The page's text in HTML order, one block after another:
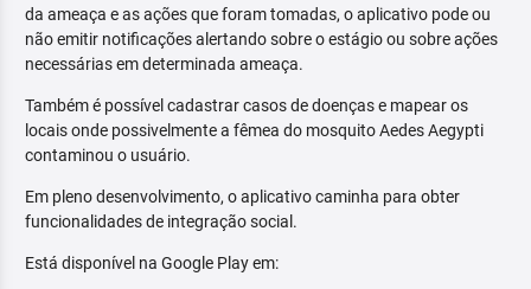
da ameaça e as ações que foram tomadas, o aplicativo pode ou
não emitir notificações alertando sobre o estágio ou sobre ações
necessárias em determinada ameaça.
Também é possível cadastrar casos de doenças e mapear os
locais onde possivelmente a fêmea do mosquito Aedes Aegypti
contaminou o usuário.
Em pleno desenvolvimento, o aplicativo caminha para obter
funcionalidades de integração social.
Está disponível na Google Play em: